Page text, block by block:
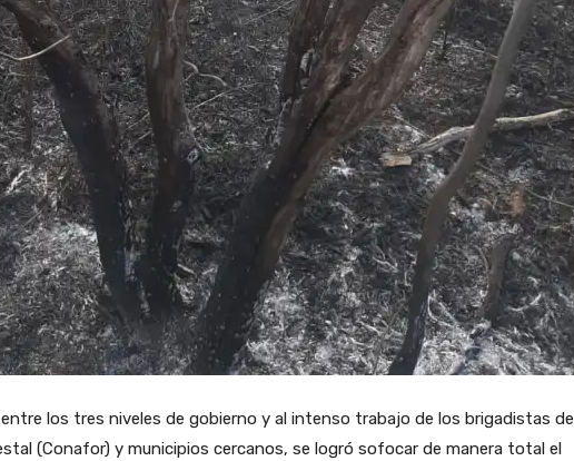
los tres niveles de gobierno y al intenso trabajo de los brigadistas de
(Conafor) y municipios cercanos, se logró sofocar de manera total el